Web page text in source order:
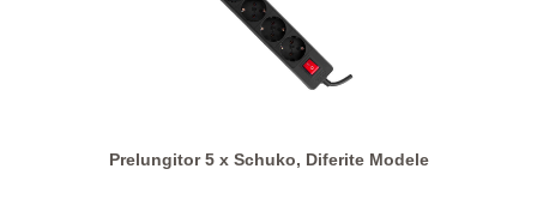
Prelungitor 5 x Schuko, Diferite Modele